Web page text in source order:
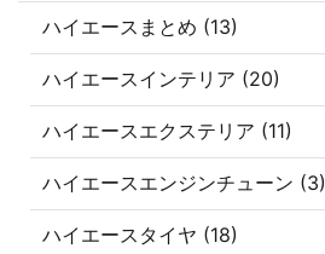
ハイエースまとめ (13)
ハイエースインテリア (20)
ハイエースエクステリア (11)
ハイエースエンジンチューン (3)
ハイエースタイヤ (18)